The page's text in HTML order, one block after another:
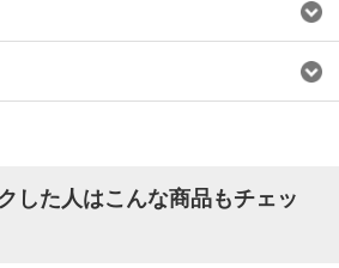
した人はこんな商品もチェッ